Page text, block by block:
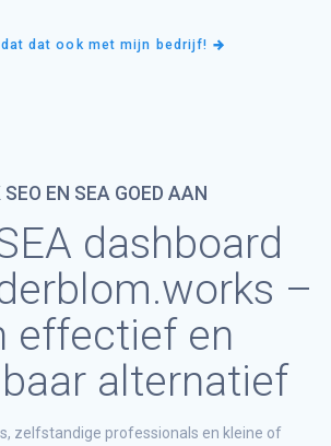
dat ook met mijn bedrijf!
SEO EN SEA GOED AAN
dashboard
–
effectief en
alternatief
zelfstandige professionals en kleine of